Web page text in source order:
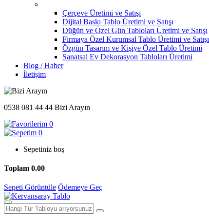
Çerçeve Üretimi ve Satışı
Dijital Baskı Tablo Üretimi ve Satışı
Düğün ve Özel Gün Tabloları Üretimi ve Satışı
Firmaya Özel Kurumsal Tablo Üretimi ve Satışı
Özgün Tasarım ve Kişiye Özel Tablo Üretimi
Sanatsal Ev Dekorasyon Tabloları Üretimi
Blog / Haber
İletişim
0538 081 44 44 Bizi Arayın
0
0
Sepetiniz boş
Toplam 0.00
Sepeti Görüntüle Ödemeye Geç